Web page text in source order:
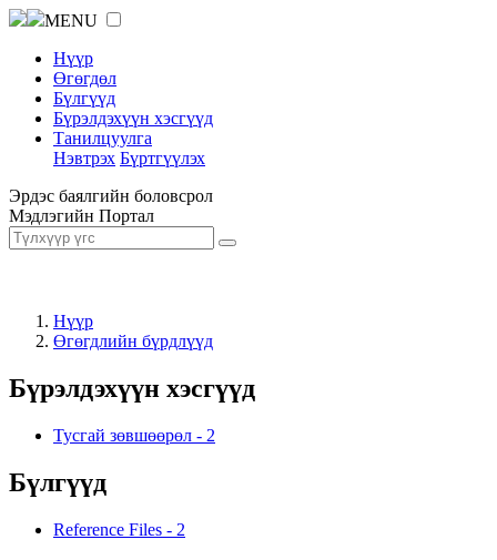
MENU
Нүүр
Өгөгдөл
Бүлгүүд
Бүрэлдэхүүн хэсгүүд
Танилцуулга
Нэвтрэх Бүртгүүлэх
Эрдэс баялгийн боловсрол
Мэдлэгийн Портал
Нүүр
Өгөгдлийн бүрдлүүд
Бүрэлдэхүүн хэсгүүд
Тусгай зөвшөөрөл - 2
Бүлгүүд
Reference Files - 2